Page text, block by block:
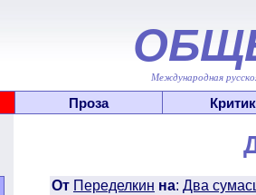
Международная
Проза
От Переделкин на: Два